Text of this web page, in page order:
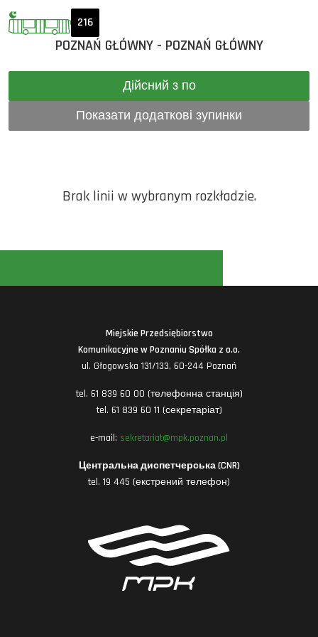
216
POZNAŃ GŁÓWNY - POZNAŃ GŁÓWNY
Дійсний з по
Показати додаткові зупинки
Brak linii w wybranym rozkładzie.
Miejskie Przedsiębiorstwo
Komunikacyjne w Poznaniu Spółka z o.o.
ul. Głogowska 131/133, 60-244 Poznań
tel. 61 839 60 00 (телефонна станція)
tel. 61 839 60 11 (секретаріат)
e-mail: sekretariat@mpk.poznan.pl
Центральна диспетчерська (CNR)
tel. 19 445 (екстрений телефон)